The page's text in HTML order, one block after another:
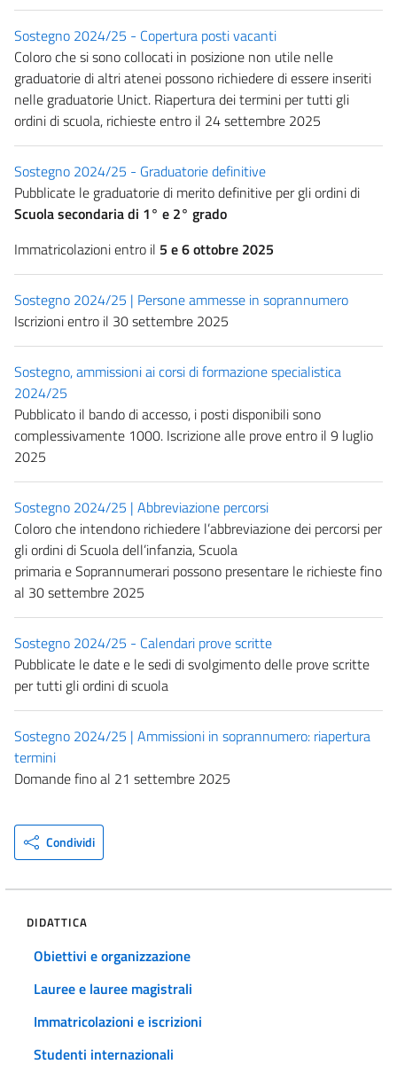
Sostegno 2024/25 - Copertura posti vacanti
Coloro che si sono collocati in posizione non utile nelle
graduatorie di altri atenei possono richiedere di essere inseriti
nelle graduatorie Unict. Riapertura dei termini per tutti gli
ordini di scuola, richieste entro il 24 settembre 2025
Sostegno 2024/25 - Graduatorie definitive
Pubblicate le graduatorie di merito definitive per gli ordini di
Scuola secondaria di 1° e 2° grado
Immatricolazioni entro il 5 e 6 ottobre 2025
Sostegno 2024/25 | Persone ammesse in soprannumero
Iscrizioni entro il 30 settembre 2025
Sostegno, ammissioni ai corsi di formazione specialistica
2024/25
Pubblicato il bando di accesso, i posti disponibili sono
complessivamente 1000. Iscrizione alle prove entro il 9 luglio
2025
Sostegno 2024/25 | Abbreviazione percorsi
Coloro che intendono richiedere l’abbreviazione dei percorsi per
gli ordini di Scuola dell’infanzia, Scuola
primaria e Soprannumerari possono presentare le richieste fino
al 30 settembre 2025
Sostegno 2024/25 - Calendari prove scritte
Pubblicate le date e le sedi di svolgimento delle prove scritte
per tutti gli ordini di scuola
Sostegno 2024/25 | Ammissioni in soprannumero: riapertura
termini
Domande fino al 21 settembre 2025
Condividi
DIDATTICA
Obiettivi e organizzazione
Lauree e lauree magistrali
Immatricolazioni e iscrizioni
Studenti internazionali